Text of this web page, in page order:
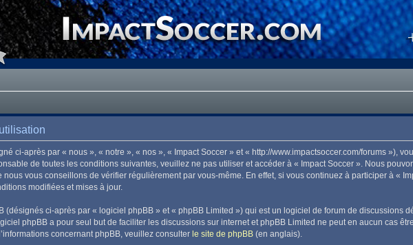
ci-après par « nous », « notre », « nos », « Impact Soccer » et « http://www.impactsoccer.com/forums »),
de toutes les conditions suivantes, veuillez ne pas utiliser et accéder à « Impact Soccer ». Nous
vous conseillons de vérifier régulièrement par vous-même. En effet, si vous continuez à participer à «
modifiées et mises à jour.
(désignés ci-après par « logiciel phpBB » et « phpBB Limited ») qui est un logiciel de forum de discussions
phpBB a pour seul but de faciliter les discussions sur internet et phpBB Limited ne peut en aucun cas
concernant phpBB, veuillez consulter le site de phpBB (en anglais).